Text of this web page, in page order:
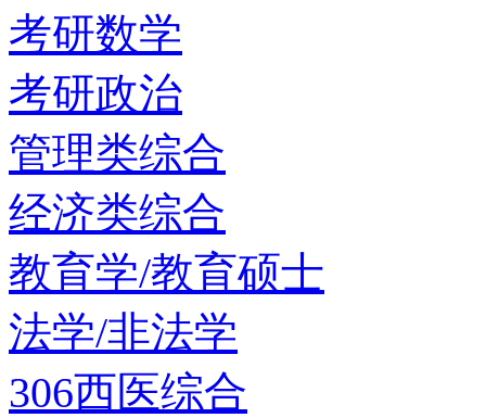
考研数学
考研政治
管理类综合
经济类综合
教育学/教育硕士
法学/非法学
306西医综合